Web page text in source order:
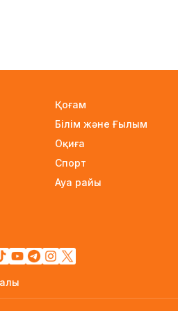
Қоғам
Білім және Ғылым
Оқиға
Спорт
Ауа райы